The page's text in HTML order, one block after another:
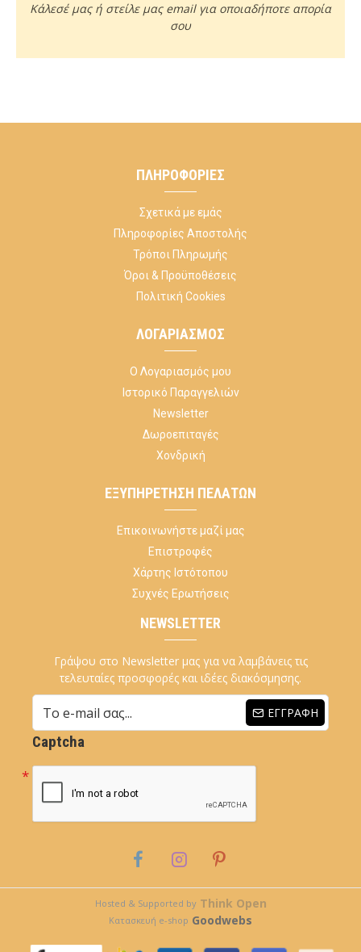
Κάλεσέ μας ή στείλε μας email για οποιαδήποτε απορία
σου
ΠΛΗΡΟΦΟΡΊΕΣ
Σχετικά με εμάς
Πληροφορίες Αποστολής
Τρόποι Πληρωμής
Όροι & Προϋποθέσεις
Πολιτική Cookies
ΛΟΓΑΡΙΑΣΜΌΣ
Ο Λογαριασμός μου
Ιστορικό Παραγγελιών
Newsletter
Δωροεπιταγές
Χονδρική
ΕΞΥΠΗΡΈΤΗΣΗ ΠΕΛΑΤΏΝ
Επικοινωνήστε μαζί μας
Επιστροφές
Χάρτης Ιστότοπου
Συχνές Ερωτήσεις
NEWSLETTER
Γράψου στο Newsletter μας για να λαμβάνεις τις
τελευταίες προσφορές και ιδέες διακόσμησης.
ΕΓΓΡΑΦΉ
Captcha
Hosted & Supported by Think Open
Κατασκευή e-shop Goodwebs